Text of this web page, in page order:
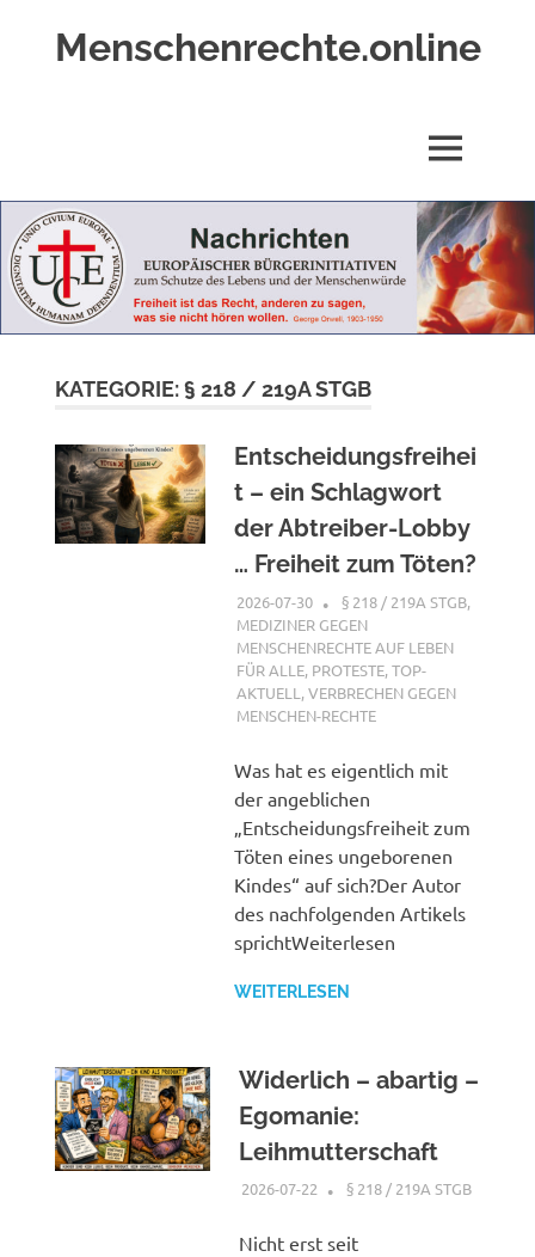
Menschenrechte.online
Geborene
wie
für
Ungeborene
MENÜ
KATEGORIE:§ 218 / 219A STGB
Entscheidungsfreihei
t – ein Schlagwort
der Abtreiber-Lobby
… Freiheit zum Töten?
2026-07-30 XX
§ 218 / 219A STGB,
MEDIZINER GEGEN
MENSCHENRECHTE AUF LEBEN
FÜR ALLE, PROTESTE,TOP-
AKTUELL ,VERBRECHEN GEGEN
MENSCHEN-RECHTE
Was hat es eigentlich mit
der angeblichen
„Entscheidungsfreiheit zum
Töten eines ungeborenen
Kindes“ auf sich?Der Autor
des nachfolgenden Artikels
sprichtWeiterlesen
WEITERLESEN
Widerlich – abartig –
Egomanie:
Leihmutterschaft
2026-07-22 XX
§ 218 / 219A STGB
Nicht erst seit